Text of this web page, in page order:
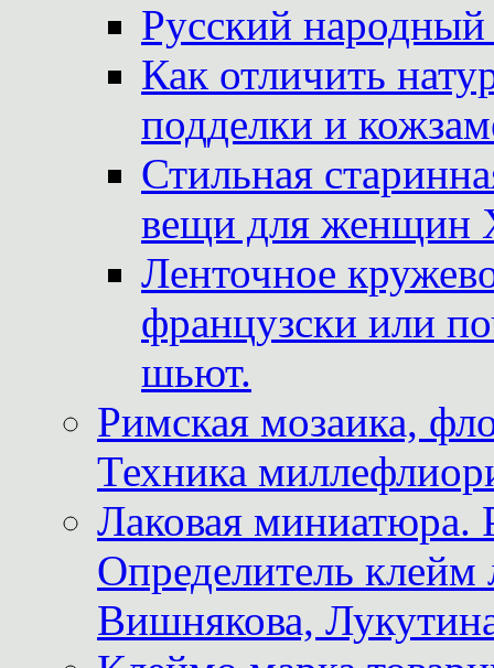
Русский
Как отличить
подделки и
Стильная
вещи для женщин
Ленточное
французски или
шьют.
Римская мозаика,
Техника
Лаковая миниатюра.
Определитель
Вишнякова,